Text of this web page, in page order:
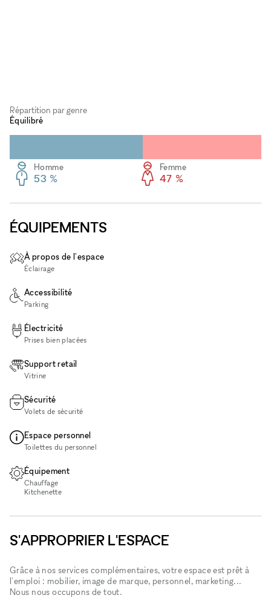
Répartition par genre
Équilibré
Femme
47 %
Homme
53 %
ÉQUIPEMENTS
À propos de l'espace
Éclairage
Accessibilité
Parking
Électricité
Prises bien placées
Support retail
Vitrine
Sécurité
Volets de sécurité
Espace personnel
Toilettes du personnel
Équipement
Chauffage
Kitchenette
S'APPROPRIER L'ESPACE
Grâce à nos services complémentaires, votre espace est prêt à
l'emploi : mobilier, image de marque, personnel, marketing...
Nous nous occupons de tout.